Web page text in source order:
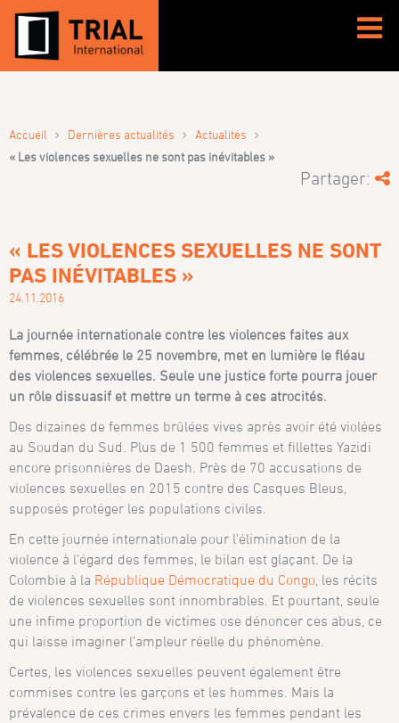
Accueil › Dernières actualités › Actualités ›
« Les violences sexuelles ne sont pas inévitables »
Partager:
« LES VIOLENCES SEXUELLES NE SONT
PAS INÉVITABLES »
24.11.2016
La journée internationale contre les violences faites aux
femmes, célébrée le 25 novembre, met en lumière le fléau
des violences sexuelles. Seule une justice forte pourra jouer
un rôle dissuasif et mettre un terme à ces atrocités.
Des dizaines de femmes brûlées vives après avoir été violées
au Soudan du Sud. Plus de 1 500 femmes et fillettes Yazidi
encore prisonnières de Daesh. Près de 70 accusations de
violences sexuelles en 2015 contre des Casques Bleus,
supposés protéger les populations civiles.
En cette journée internationale pour l’élimination de la
violence à l’égard des femmes, le bilan est glaçant. De la
Colombie à la République Démocratique du Congo , les récits
de violences sexuelles sont innombrables. Et pourtant, seule
une infime proportion de victimes ose dénoncer ces abus, ce
qui laisse imaginer l’ampleur réelle du phénomène.
Certes, les violences sexuelles peuvent également être
commises contre les garçons et les hommes. Mais la
prévalence de ces crimes envers les femmes pendant les